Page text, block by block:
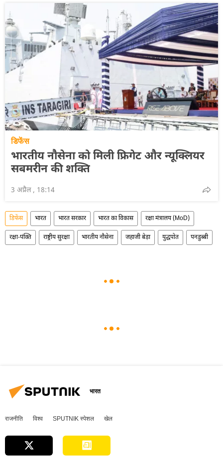
डिफेंस
भारतीय नौसेना को मिली फ्रिगेट और न्यूक्लियर
सबमरीन की शक्ति
3 अप्रैल , 18:14
डिफेंस भारत भारत सरकार भारत का विकास रक्षा मंत्रालय (MoD)
रक्षा-पंक्ति राष्ट्रीय सुरक्षा भारतीय नौसेना जहाजी बेड़ा युद्धपोत पनडुब्बी
भारत
राजनीति विश्व SPUTNIK स्पेशल खेल